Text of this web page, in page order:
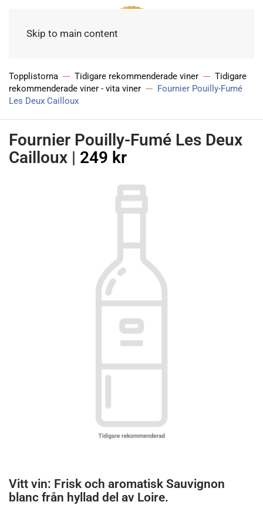
Skip to main content
Meny
Topplistorna Tidigare rekommenderade viner
Tidigare
rekommenderade viner - vita viner
Fournier Pouilly-Fumé
Les Deux Cailloux
Fournier Pouilly-Fumé Les Deux
Cailloux | 249 kr
Vitt vin: Frisk och aromatisk Sauvignon
blanc från hyllad del av Loire.